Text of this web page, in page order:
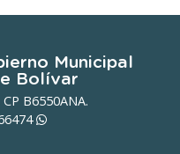
Municipal
Bolívar
B6550ANA.